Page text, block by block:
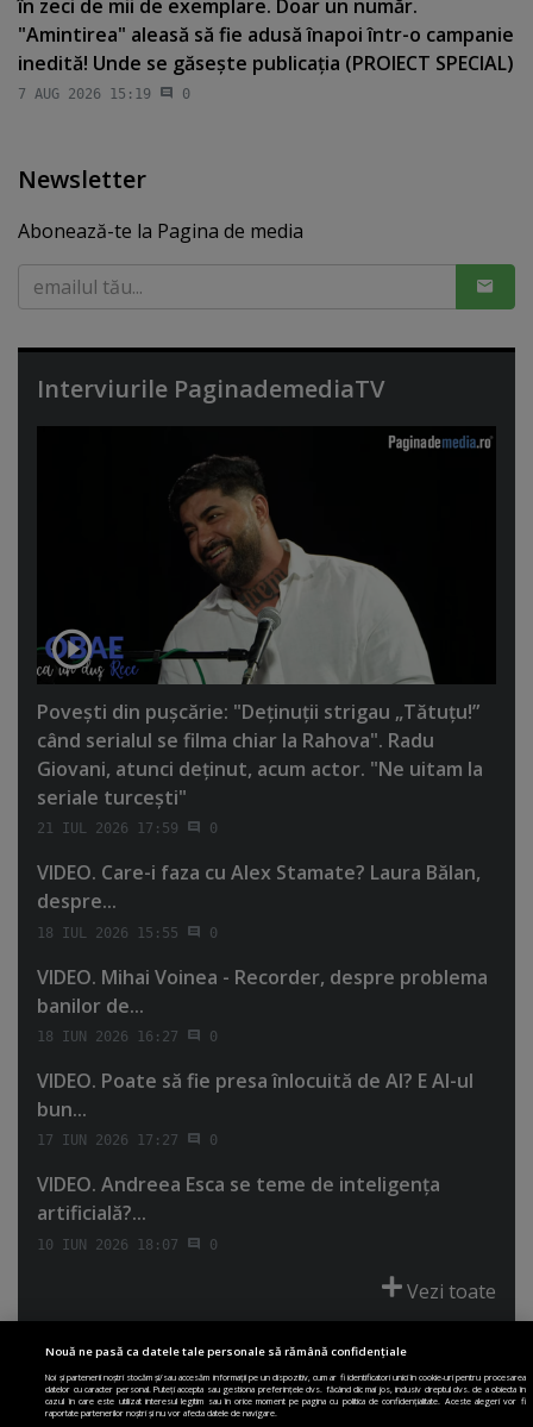
în zeci de mii de exemplare. Doar un număr.
"Amintirea" aleasă să fie adusă înapoi într-o campanie
inedită! Unde se găseşte publicaţia (PROIECT SPECIAL)
7 AUG 2026 15:19 0
Newsletter
Abonează-te la Pagina de media
Interviurile PaginademediaTV
Poveşti din puşcărie: "Deţinuţii strigau „Tătuţu!”
când serialul se filma chiar la Rahova". Radu
Giovani, atunci deţinut, acum actor. "Ne uitam la
seriale turceşti"
21 IUL 2026 17:59 0
VIDEO. Care-i faza cu Alex Stamate? Laura Bălan,
despre...
18 IUL 2026 15:55 0
VIDEO. Mihai Voinea - Recorder, despre problema
banilor de...
18 IUN 2026 16:27 0
VIDEO. Poate să fie presa înlocuită de AI? E AI-ul
bun...
17 IUN 2026 17:27 0
VIDEO. Andreea Esca se teme de inteligenţa
artificială?...
10 IUN 2026 18:07 0
Vezi toate
PRIMA PAGINĂ
POLITICA DE COLECTARE ACORD COOKIE
Nouă ne pasă ca datele tale personale să rămână confidențiale
Noi și partenerii noștri stocăm și/sau accesăm informații pe un dispozitiv, cum ar fi identificatori unici în cookie-uri pentru procesarea
datelor cu caracter personal. Puteți accepta sau gestiona preferințele dvs. făcând clic mai jos, inclusiv dreptul dvs. de a obiecta în
cazul în care este utilizat interesul legitim sau în orice moment pe pagina cu politica de confidențialitate. Aceste alegeri vor fi
raportate partenerilor noștri și nu vor afecta datele de navigare.